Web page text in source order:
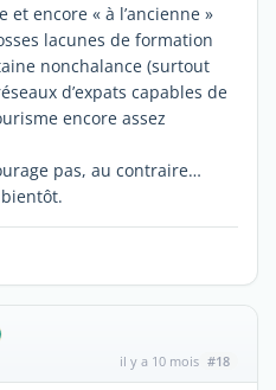
encore « à l’ancienne »
lacunes de formation
nonchalance (surtout
d’expats capables de
encore assez
pas, au contraire…
il y a 10 mois #18